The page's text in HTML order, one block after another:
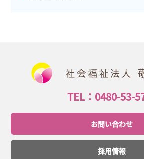
TEL：0480-53-
お問い合わせ
採用情報